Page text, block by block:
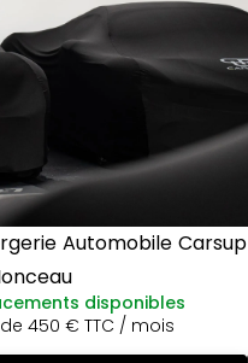
Automobile Carsup
disponibles
450 € TTC / mois